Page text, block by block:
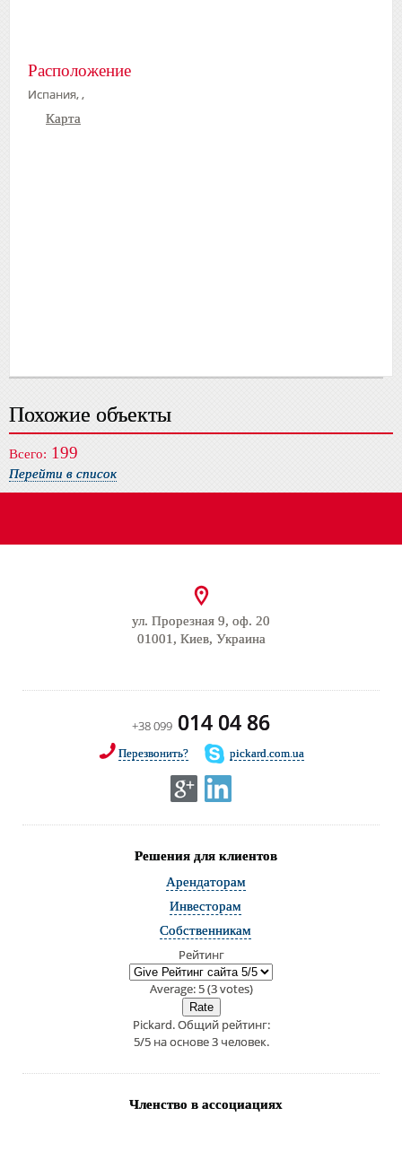
Расположение
Испания, ,
Карта
Похожие объекты
Всего: 199
Перейти в список
ул. Прорезная 9, оф. 20
01001, Киев, Украина
+38 099 014 04 86
Перезвонить? pickard.com.ua
Решения для клиентов
Арендаторам
Инвесторам
Собственникам
Рейтинг
Average:5(3votes)
Pickard. Общий рейтинг:
5/5на основе3человек.
Членство в ассоциациях